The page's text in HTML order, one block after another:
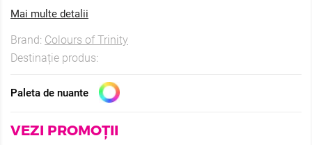
Mai multe detalii
Brand: Colours of Trinity
Destinație produs:
Paleta de nuante
VEZI PROMOȚII